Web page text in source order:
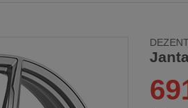
DEZENT